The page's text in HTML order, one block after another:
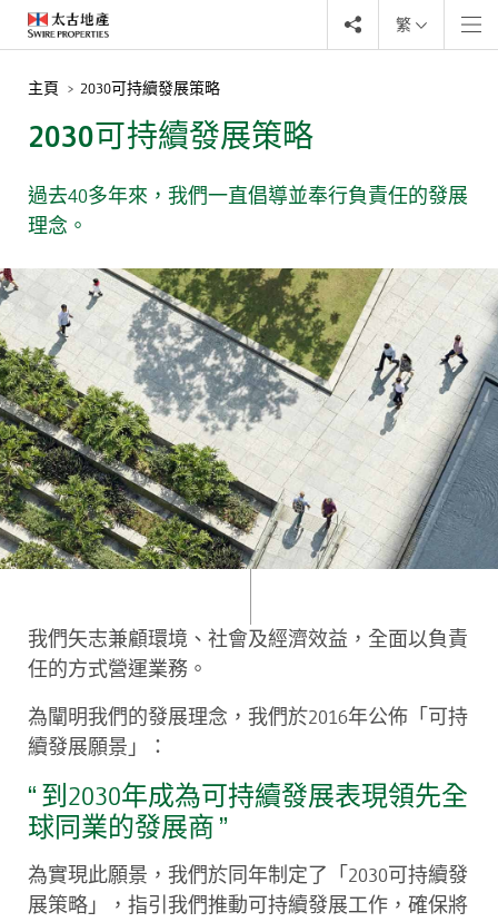
繁
主頁 2030可持續發展策略
2030可持續發展策略
過去40多年來，我們一直倡導並奉行負責任的發展
理念。
我們矢志兼顧環境、社會及經濟效益，全面以負責
任的方式營運業務。
為闡明我們的發展理念，我們於2016年公佈「可持
續發展願景」：
“ 到2030年成為可持續發展表現領先全
球同業的發展商 ”
為實現此願景，我們於同年制定了「2030可持續發
展策略」，指引我們推動可持續發展工作，確保將